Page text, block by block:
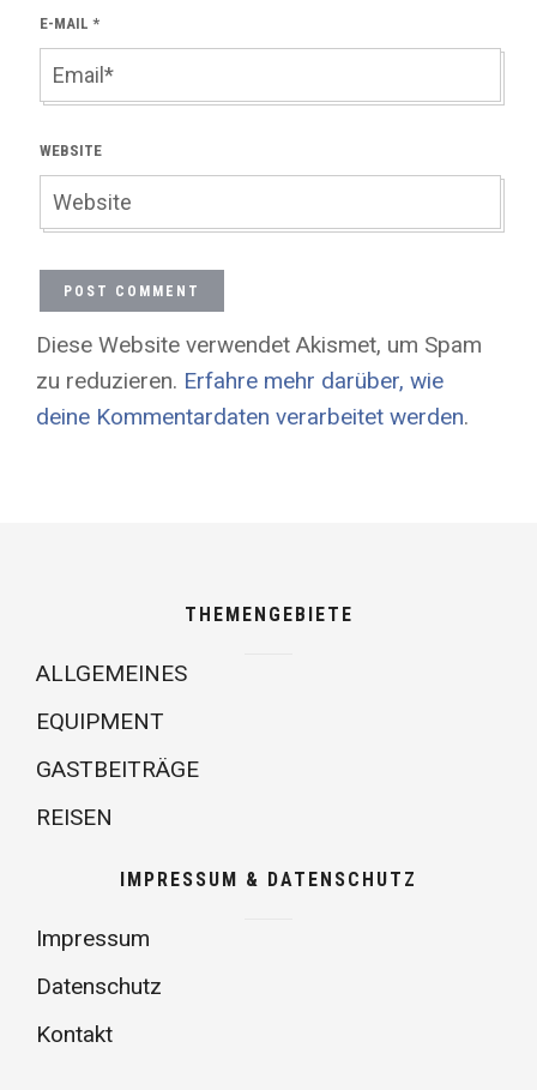
E-MAIL *
WEBSITE
Diese Website verwendet Akismet, um Spam
zu reduzieren. Erfahre mehr darüber, wie
deine Kommentardaten verarbeitet werden.
THEMENGEBIETE
ALLGEMEINES
EQUIPMENT
GASTBEITRÄGE
REISEN
IMPRESSUM & DATENSCHUTZ
Impressum
Datenschutz
Kontakt